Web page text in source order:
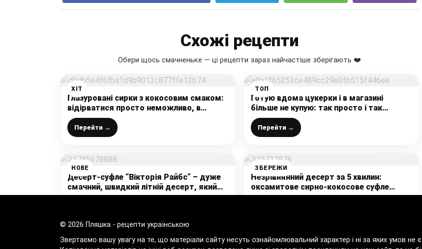
Схожі рецепти
Обери щось смачненьке — ці рецепти зараз найчастіше зберігають ❤️
ХІТ
Глазуровані сирки з кокосовим смаком:
відірватися просто неможливо, в
магазині більше не купую, готую сама
до чаю, а рецепт найпростіший
Перейти →
ТОП
Готую вдома цукерки і в магазині
більше не купую: так просто і так
швидко, лише з 3-х інгредієнтів
Перейти →
НОВЕ
Десерт-суфле “Вікторія Райбс” – дуже
смачний, швидкий літній десерт, який
просто тане в роті
ЗБЕРЕЖИ
Незрівнянний десерт за 5 хвилин:
оксамитове сирно-кокосове суфле
нікого не залишить байдужим
© 2026 Пляшка - рецепти українською
Звертаємо вашу увагу на те, що матеріали сайту несуть ознайомлювальний характер і ні за яких умов